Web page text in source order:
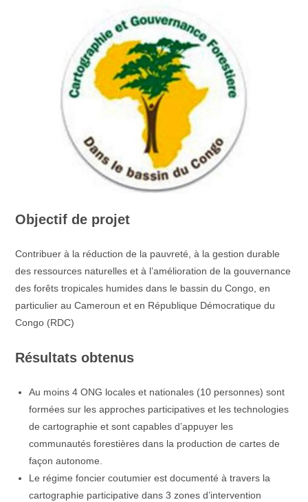
Objectif de projet
Contribuer à la réduction de la pauvreté, à la gestion durable
des ressources naturelles et à l’amélioration de la gouvernance
des forêts tropicales humides dans le bassin du Congo, en
particulier au Cameroun et en République Démocratique du
Congo (RDC)
Résultats obtenus
Au moins 4 ONG locales et nationales (10 personnes) sont
formées sur les approches participatives et les technologies
de cartographie et sont capables d’appuyer les
communautés forestières dans la production de cartes de
façon autonome.
Le régime foncier coutumier est documenté à travers la
cartographie participative dans 3 zones d’intervention